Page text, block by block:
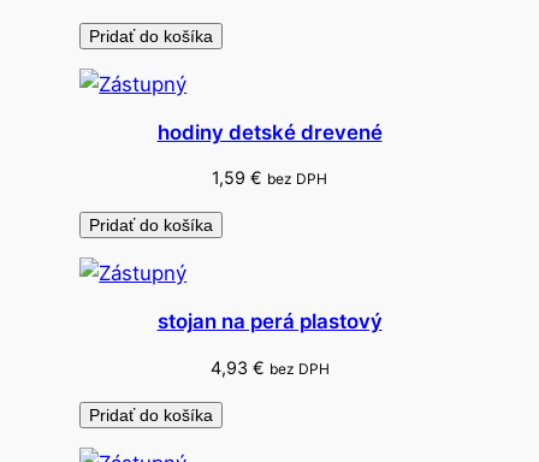
e
p
t
s
a
r
e
h
Pridať do košíka
hodiny detské drevené
1,59 € bez DPH
Pridať do košíka
stojan na perá plastový
4,93 € bez DPH
Pridať do košíka